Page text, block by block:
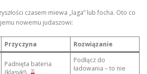
czasem miewa „laga” lub focha. Oto co
nowemu judaszowi:
Przyczyna Rozwiązanie
Padnięta bateria
(klasyk!).
Podłącz do
ładowania – to nie